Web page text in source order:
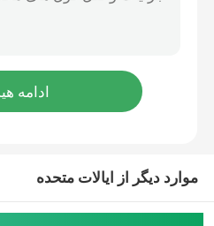
موتورسیکلت یورو 4
موارد دیگر از ایالات متحده